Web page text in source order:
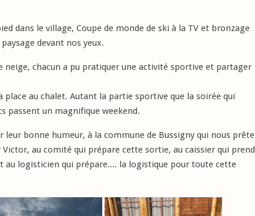
dans le village, Coupe de monde de ski à la TV et bronzage
devant nos yeux.
neige, chacun a pu pratiquer une activité sportive et partager
place au chalet. Autant la partie sportive que la soirée qui
passent un magnifique weekend.
bonne humeur, à la commune de Bussigny qui nous prête
au comité qui prépare cette sortie, au caissier qui prend
au logisticien qui prépare.... la logistique pour toute cette